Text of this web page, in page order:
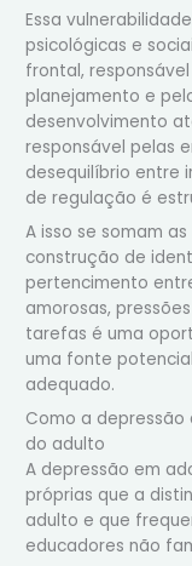
Essa
psicológicas e
frontal,
planejamento e
desenvolvimento
responsável pelas
desequilíbrio entre
de regulação é
A isso se somam
construção de
pertencimento
amorosas,
tarefas é uma
uma fonte
adequado.
Como a
do adulto
A depressão em
próprias que a
adulto e que
educadores não